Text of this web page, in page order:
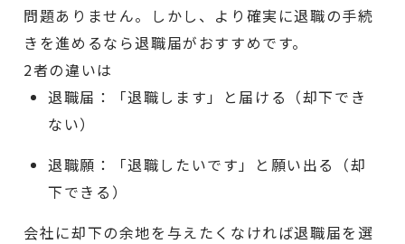
問題ありません。しかし、より確実に退職の手続
きを進めるなら退職届がおすすめです。
2者の違いは
退職届：「退職します」と届ける（却下でき
ない）
退職願：「退職したいです」と願い出る（却
下できる）
会社に却下の余地を与えたくなければ退職届を選